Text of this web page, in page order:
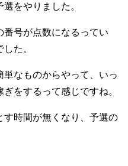
をやりました。
号が点数になるってい
た。
なものからやって、いっ
をするって感じですね。
時間が無くなり、予選の